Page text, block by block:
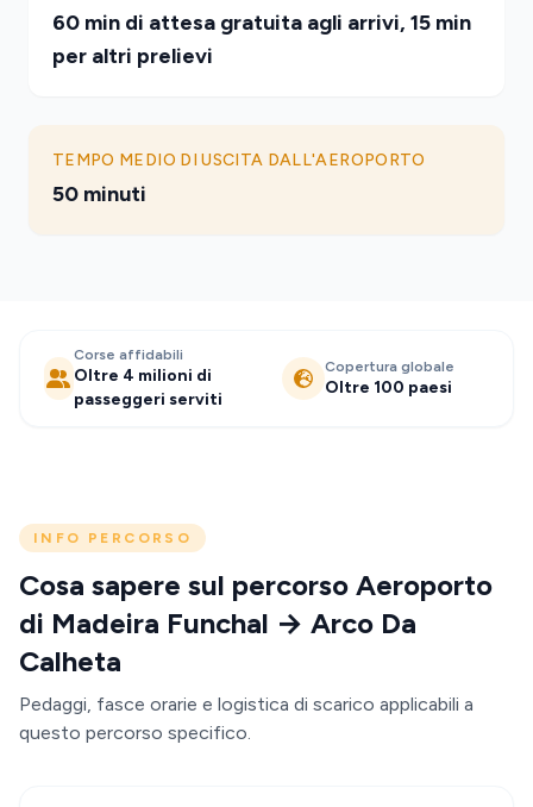
60 min di attesa gratuita agli arrivi, 15 min
per altri prelievi
TEMPO MEDIO DI USCITA DALL'AEROPORTO
50 minuti
Corse affidabili
Oltre 4 milioni di
passeggeri serviti
Copertura globale
Oltre 100 paesi
INFO PERCORSO
Cosa sapere sul percorso Aeroporto
di Madeira Funchal → Arco Da
Calheta
Pedaggi, fasce orarie e logistica di scarico applicabili a
questo percorso specifico.